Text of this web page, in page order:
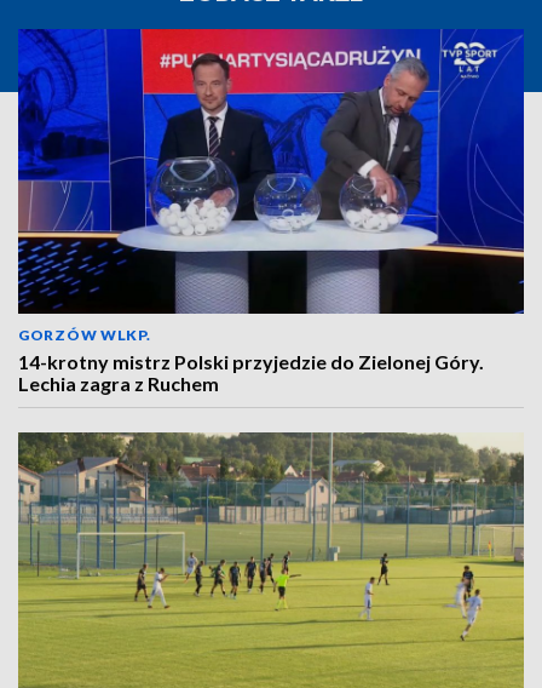
GORZÓW WLKP.
14-krotny mistrz Polski przyjedzie do Zielonej Góry.
Lechia zagra z Ruchem